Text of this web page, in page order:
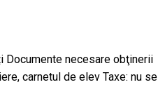
Documente necesare obţinerii
carnetul de elev Taxe: nu se